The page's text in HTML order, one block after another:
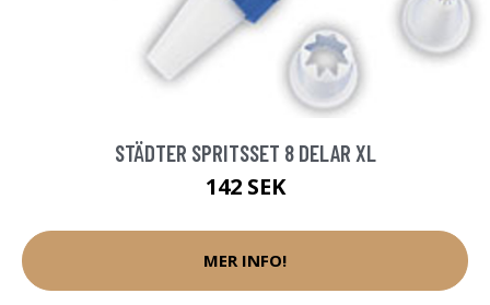
STÄDTER SPRITSSET 8 DELAR XL
142 SEK
MER INFO!